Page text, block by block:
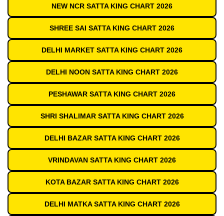
NEW NCR SATTA KING CHART 2026
SHREE SAI SATTA KING CHART 2026
DELHI MARKET SATTA KING CHART 2026
DELHI NOON SATTA KING CHART 2026
PESHAWAR SATTA KING CHART 2026
SHRI SHALIMAR SATTA KING CHART 2026
DELHI BAZAR SATTA KING CHART 2026
VRINDAVAN SATTA KING CHART 2026
KOTA BAZAR SATTA KING CHART 2026
DELHI MATKA SATTA KING CHART 2026